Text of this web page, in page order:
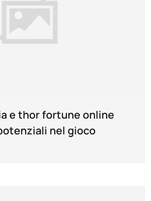
e thor fortune online
nel gioco